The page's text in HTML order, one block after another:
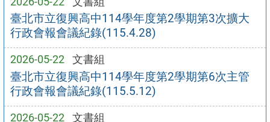
臺北市立復興高中114學年度第2學期第3次擴大
行政會報會議紀錄(115.4.28)
2026-05-22 文書組
臺北市立復興高中114學年度第2學期第6次主管
行政會報會議紀錄(115.5.12)
2026-05-22 文書組